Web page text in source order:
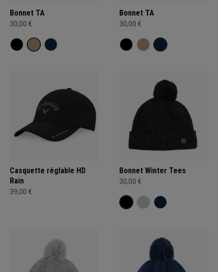
Bonnet TA
30,00 €
Bonnet TA
30,00 €
Casquette réglable HD
Rain
39,00 €
Bonnet Winter Tees
30,00 €